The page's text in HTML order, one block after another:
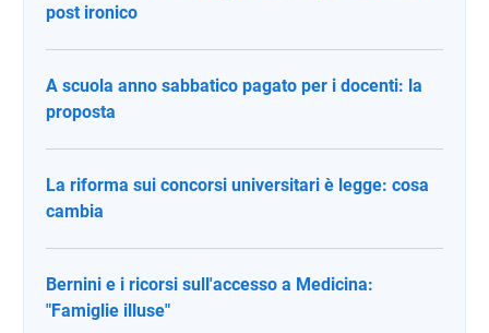
post ironico
A scuola anno sabbatico pagato per i docenti: la
proposta
La riforma sui concorsi universitari è legge: cosa
cambia
Bernini e i ricorsi sull'accesso a Medicina:
"Famiglie illuse"